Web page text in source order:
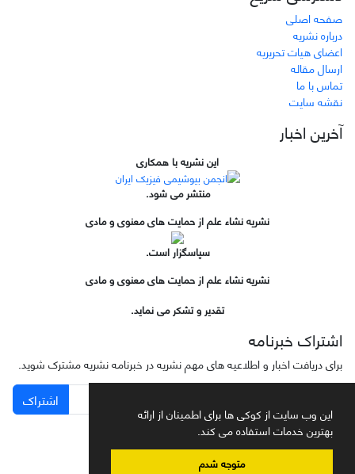
این وب سایت از کوکی ها برای اطمینان از ارائه
بهترین خدمات استفاده می کند.
متوجه شدم
صفحه اصلی
درباره نشریه
اعضای هیات تحریریه
ارسال مقاله
تماس با ما
نقشه سایت
آخرین اخبار
این نشریه با همکاری
منتشر می شود.
نشریه نشاء علم از حمایت های معنوی و مادی
سپاسگزار است.
نشریه نشاء علم از حمایت های معنوی و مادی
تقدیر و تشکر می نماید.
اشتراک خبرنامه
برای دریافت اخبار و اطلاعیه های مهم نشریه در خبرنامه نشریه مشترک شوید.
اشتراک